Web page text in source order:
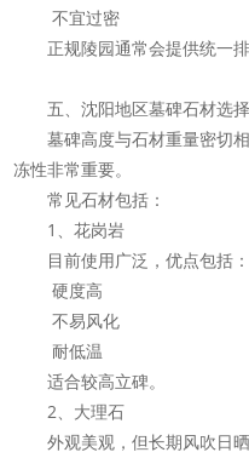
不宜过密
正规陵园通常会提供统一排
五、沈阳地区墓碑石材选
墓碑高度与石材重量密切
冻性非常重要。
常见石材包括：
1、花岗岩
目前使用广泛，优点包括：
硬度高
不易风化
耐低温
适合较高立碑。
2、大理石
外观美观，但长期风吹日